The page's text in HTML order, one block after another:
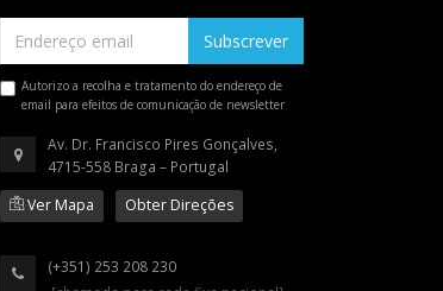
Subscrever
Autorizo a recolha e tratamento do endereço de
email para efeitos de comunicação de newsletter
Av. Dr. Francisco Pires Gonçalves,
4715-558 Braga – Portugal
Ver Mapa
Obter Direções
(+351) 253 208 230